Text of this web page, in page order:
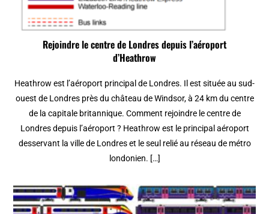
Rejoindre le centre de Londres depuis l’aéroport
d’Heathrow
Heathrow est l’aéroport principal de Londres. Il est située au sud-
ouest de Londres près du château de Windsor, à 24 km du centre
de la capitale britannique. Comment rejoindre le centre de
Londres depuis l’aéroport ? Heathrow est le principal aéroport
desservant la ville de Londres et le seul relié au réseau de métro
londonien. […]